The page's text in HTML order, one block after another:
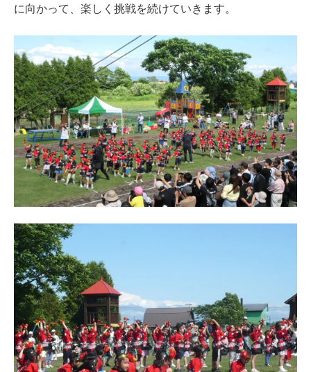
に向かって、楽しく挑戦を続けていきます。